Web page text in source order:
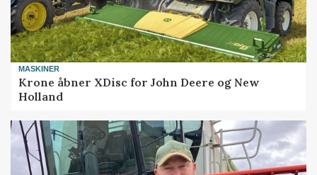
MASKINER
Krone åbner XDisc for John Deere og New
Holland